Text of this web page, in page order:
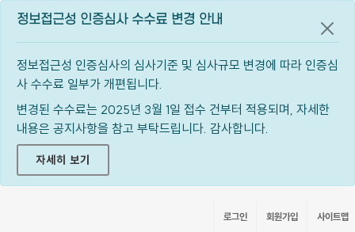
정보접근성 인증심사 수수료 변경 안내
정보접근성 인증심사의 심사기준 및 심사규모 변경에 따라 인증심
사 수수료 일부가 개편됩니다.
변경된 수수료는 2025년 3월 1일 접수 건부터 적용되며, 자세한
내용은 공지사항을 참고 부탁드립니다. 감사합니다.
자세히 보기
공지
로그인 회원가입 사이트맵